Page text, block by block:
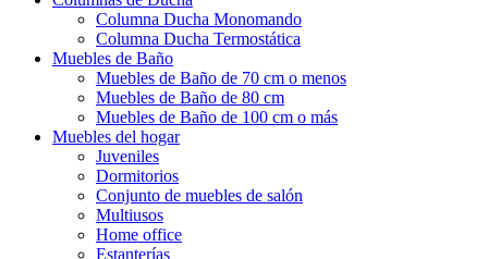
Columna Ducha Monomando
Columna Ducha Termostática
Muebles de Baño
Muebles de Baño de 70 cm o menos
Muebles de Baño de 80 cm
Muebles de Baño de 100 cm o más
Muebles del hogar
Juveniles
Dormitorios
Conjunto de muebles de salón
Multiusos
Home office
Estanterías